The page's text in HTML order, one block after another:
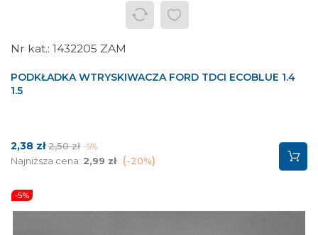
1432205 ZAM
PODKŁADKA WTRYSKIWACZA FORD TDCI ECOBLUE 1.4
1.5
Cena
2,38 zł Cena
podstawowa
2,50 zł -5%
Najniższa cena: 2,99 zł -20%
-5%